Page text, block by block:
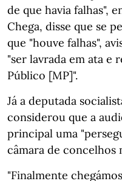
de que havia falhas",
Chega, disse que se
que "houve falhas",
"ser lavrada em ata e
Público [MP]".
Já a deputada
considerou que a
principal uma
câmara de concelhos
"Finalmente